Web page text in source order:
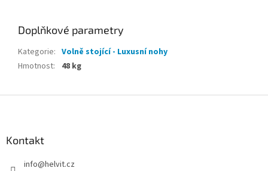
Doplňkové parametry
Kategorie: Volně stojící - Luxusní nohy
Hmotnost: 48 kg
Kontakt
info@helvit.cz